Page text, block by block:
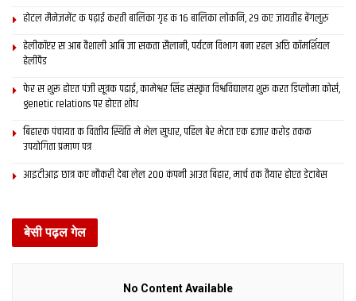
होटल मैनेजमेंट क पढ़ाई करती बालिका गृह क 16 बालिका लोकनि, 29 कए जायतीह बेंगलुरु
हेलीकॉप्टर स आब वैशाली आबि जा सकता सैलानी, पर्यटन विभाग बना रहल अछि कॉमर्शियल
हेलीपैड
फेर स शुरू होएत पंजी सूत्रक पढाई, कामेश्वर सिंह संस्कृत विश्वविद्यालय शुरू करत डिप्लोमा कोर्स,
genetic relations पर होएत शोध
बिहारक पंचायत क वित्‍तीय स्थिति मे भेल सुधार, पहिल बेर भेटत एक हजार करोड़ तकक
उपयोगिता प्रमाण पत्र
आइटीआइ छात्र कए नौकरी देबा लेल 200 कंपनी आउत बिहार, मार्च तक तैयार होएत डेटाबेस
बेसी पढ़ल गेल
No Content Available